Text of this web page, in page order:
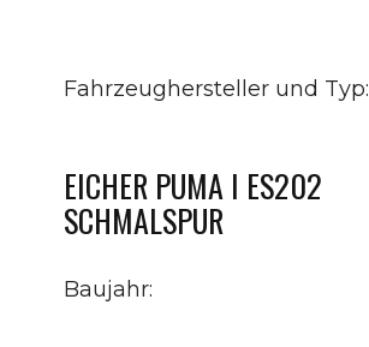
Fahrzeughersteller und Typ:
EICHER PUMA I ES202
SCHMALSPUR
Baujahr: